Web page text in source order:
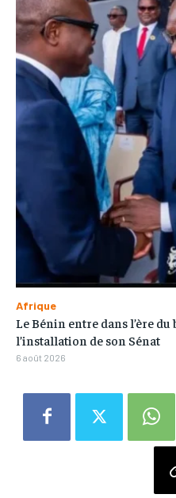
Afrique
Le Bénin entre dans l’ère
l’installation de son Sénat
6 août 2026